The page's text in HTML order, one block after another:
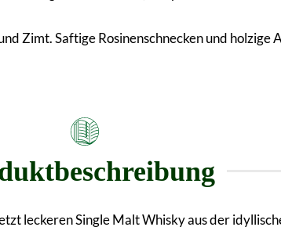
Zimt. Saftige Rosinenschnecken und holzige
leckeren Single Malt Whisky aus der